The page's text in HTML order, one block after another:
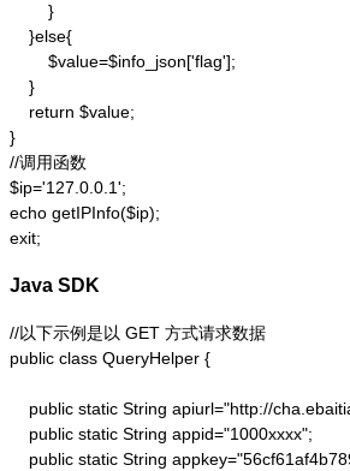
        }
    }else{
        $value=$info_json['flag'];
    }
    return $value;
}
//调用函数
$ip='127.0.0.1';
echo getIPInfo($ip);
exit;
Java SDK
//以下示例是以 GET 方式请求数据
public class QueryHelper {
public static String apiurl="http://
    public static String appid="1000xxxx";
public static String